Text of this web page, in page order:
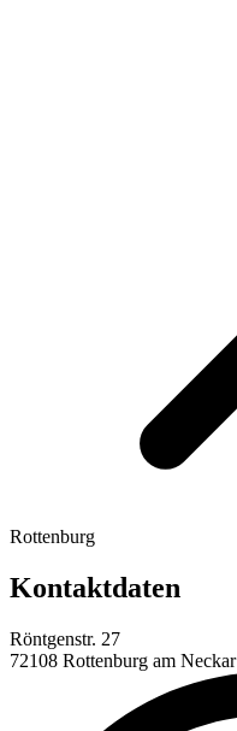
Rottenburg
Kontaktdaten
Röntgenstr. 27
72108 Rottenburg am Neckar